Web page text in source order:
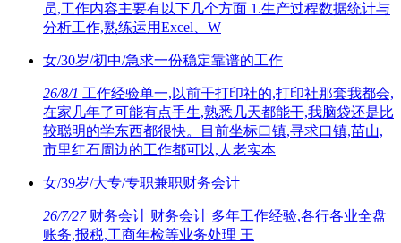
员,工作内容主要有以下几个方面 1.生产过程数据统计与
分析工作,熟练运用Excel、W
女/30岁/初中/急求一份稳定靠谱的工作
26/8/1 工作经验单一,以前干打印社的,打印社那套我都会,
在家几年了可能有点手生,熟悉几天都能干,我脑袋还是比
较聪明的学东西都很快。目前坐标口镇,寻求口镇,苗山,
市里红石周边的工作都可以,人老实本
女/39岁/大专/专职兼职财务会计
26/7/27财务会计 财务会计 多年工作经验,各行各业全盘
账务,报税,工商年检等业务处理 王